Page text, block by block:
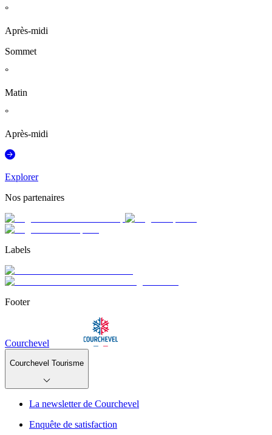
°
Après-midi
Sommet
°
Matin
°
Après-midi
Explorer
Nos partenaires
Labels
Footer
Courchevel
Courchevel Tourisme
La newsletter de Courchevel
Enquête de satisfaction